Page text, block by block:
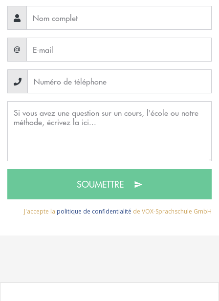
@
SOUMETTRE
J'accepte la politique de confidentialité de VOX-Sprachschule GmbH